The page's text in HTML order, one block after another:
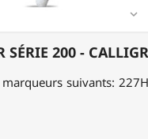
SÉRIE 200 -

suivants: